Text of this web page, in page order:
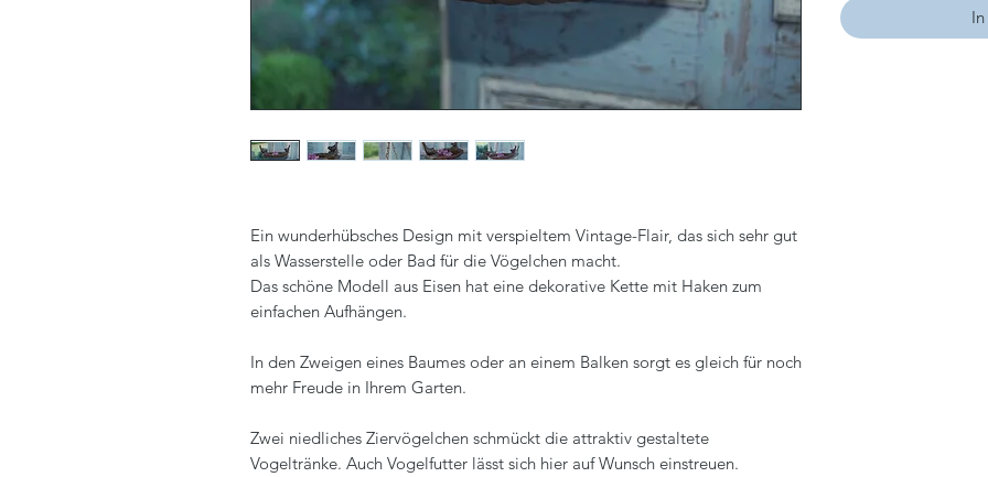
Ein wunderhübsches Design mit verspieltem Vintage-Flair, das sich sehr gut
als Wasserstelle oder Bad für die Vögelchen macht.
Das schöne Modell aus Eisen hat eine dekorative Kette mit Haken zum
einfachen Aufhängen.
In den Zweigen eines Baumes oder an einem Balken sorgt es gleich für noch
mehr Freude in Ihrem Garten.
Zwei niedliches Ziervögelchen schmückt die attraktiv gestaltete
Vogeltränke. Auch Vogelfutter lässt sich hier auf Wunsch einstreuen.